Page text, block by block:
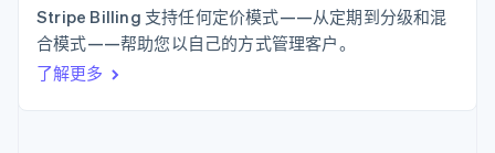
更多
按行业
游戏
资源
应用集成
API 状态
Stripe Press
Stripe Billing 支持任何定价模式——从定期到分级和混
合模式——帮助您以自己的方式管理客户。
了解更多